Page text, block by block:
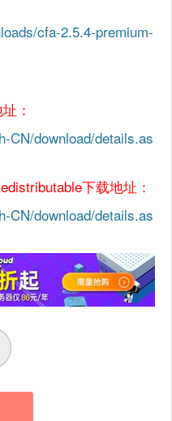
cfa-2.5.4-premium-
：
CN/download/details.as
下载地址：
CN/download/details.as